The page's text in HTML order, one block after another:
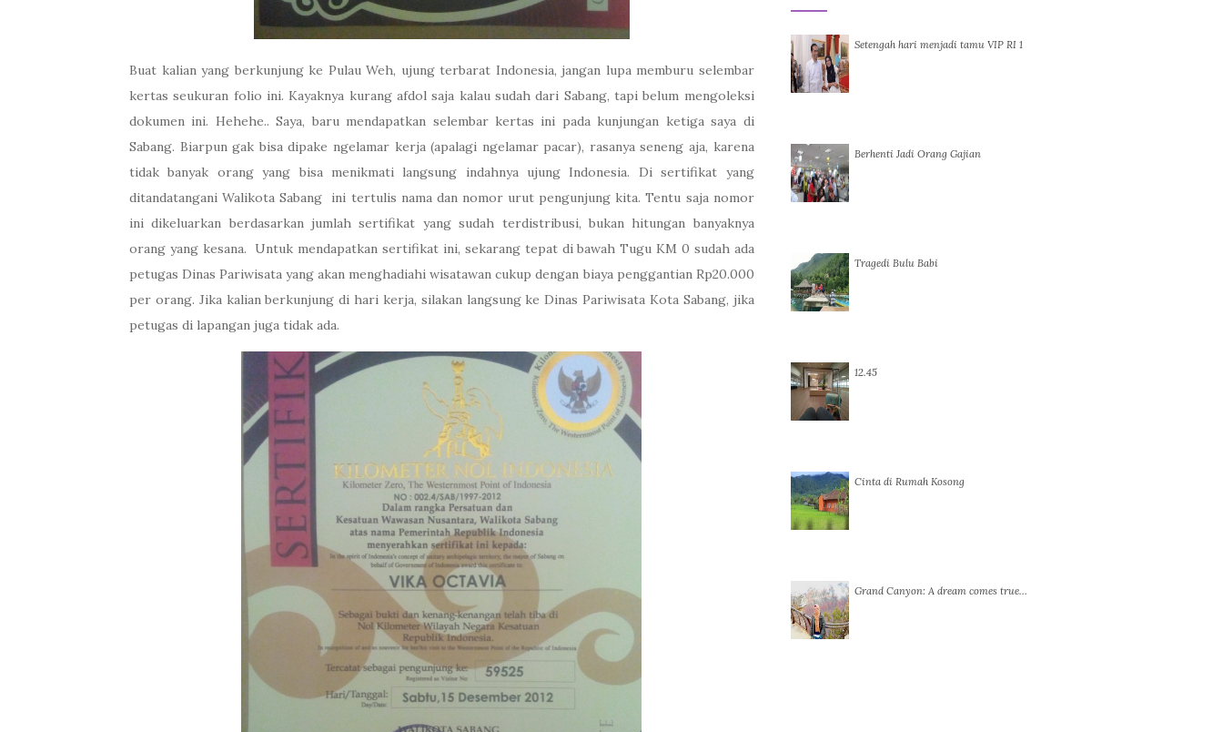
Buat kalian yang berkunjung ke Pulau Weh, ujung terbarat Indonesia, jangan lupa memburu selembar
kertas seukuran folio ini. Kayaknya kurang afdol saja kalau sudah dari Sabang, tapi belum mengoleksi
dokumen ini. Hehehe.. Saya, baru mendapatkan selembar kertas ini pada kunjungan ketiga saya di
Sabang. Biarpun gak bisa dipake ngelamar kerja (apalagi ngelamar pacar), rasanya seneng aja, karena
tidak banyak orang yang bisa menikmati langsung indahnya ujung Indonesia. Di sertifikat yang
ditandatangani Walikota Sabang ini tertulis nama dan nomor urut pengunjung kita. Tentu saja nomor
ini dikeluarkan berdasarkan jumlah sertifikat yang sudah terdistribusi, bukan hitungan banyaknya
orang yang kesana. Untuk mendapatkan sertifikat ini, sekarang tepat di bawah Tugu KM 0 sudah ada
petugas Dinas Pariwisata yang akan menghadiahi wisatawan cukup dengan biaya penggantian Rp20.000
per orang. Jika kalian berkunjung di hari kerja, silakan langsung ke Dinas Pariwisata Kota Sabang, jika
petugas di lapangan juga tidak ada.
Setengah hari menjadi tamu VIP RI 1
Berhenti Jadi Orang Gajian
Tragedi Bulu Babi
12.45
Cinta di Rumah Kosong
Grand Canyon: A dream comes true…